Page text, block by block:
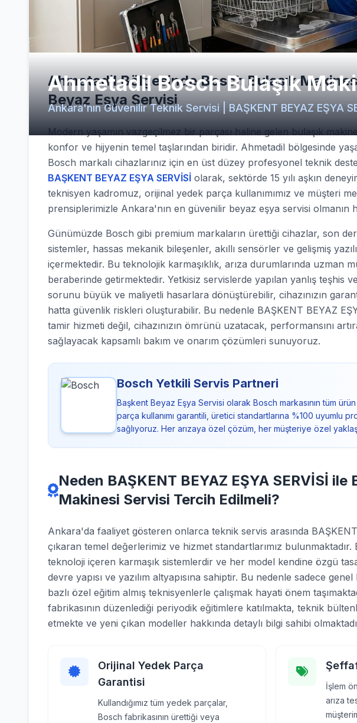
Ahmetadil Bosch Bulaşık
Ankara'nın Güvenilir Teknik Servisi | BAŞKENT BEYAZ EŞYA
Ahmetadil Bölgesinde Bosch Bulaşık
Beyaz Eşya Servisi
Modern yaşamın vazgeçilmez bir parçası haline gelen bulaşık
konfor ve hijyenin temel taşlarından biridir. Ahmetadil bölgesinde
Bosch markalı cihazlarınız için en üst düzey profesyonel teknik
BAŞKENT BEYAZ EŞYA SERVİSİ olarak, sektörde 15 yılı aşkın
teknisyen kadromuz, orijinal yedek parça kullanımımız ve müşteri
prensiplerimizle Ankara'nın en güvenilir beyaz eşya servisi olmanın
Günümüzde Bosch gibi premium markaların ürettiği cihazlar, son
sistemler, hassas mekanik bileşenler, akıllı sensörler ve gelişmiş
içermektedir. Bu teknolojik karmaşıklık, arıza durumlarında uzman
beraberinde getirmektedir. Yetkisiz servislerde yapılan yanlış teşhis
sorunu büyük ve maliyetli hasarlara dönüştürebilir, cihazınızın
hatta güvenlik riskleri oluşturabilir. Bu nedenle BAŞKENT BEYAZ
tamir hizmeti değil, cihazınızın ömrünü uzatacak, performansını
sağlayacak kapsamlı bakım ve onarım çözümleri sunuyoruz.
Bosch Yetkili Servis Partneri
Başkent Beyaz Eşya Servisi olarak Bosch markasının tüm
parça kullanımı garantili, üretici standartlarına %100 uyumlu
sağlıyoruz. Her arızaya özel çözüm, her müşteriye özel
Neden BAŞKENT BEYAZ EŞYA SERVİSİ ile
Makinesi Servisi Tercih Edilmeli?
Ankara'da faaliyet gösteren onlarca teknik servis arasında
çıkaran temel değerlerimiz ve hizmet standartlarımız
teknoloji içeren karmaşık sistemlerdir ve her model kendine özgü
devre yapısı ve yazılım altyapısına sahiptir. Bu nedenle sadece
bazlı özel eğitim almış teknisyenlerle çalışmak hayati önem
fabrikasının düzenlediği periyodik eğitimlere katılmakta, teknik
etmekte ve yeni çıkan modeller hakkında detaylı bilgi sahibi
Orijinal Yedek Parça
Garantisi
Kullandığımız tüm yedek parçalar,
Bosch fabrikasının ürettiği veya
İşlem
arıza